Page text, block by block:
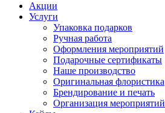
Акции
Услуги
Упаковка подарков
Ручная работа
Оформления мероприятий
Подарочные сертификаты
Наше производство
Оригинальная флористика
Брендирование и печать
Организация мероприятий